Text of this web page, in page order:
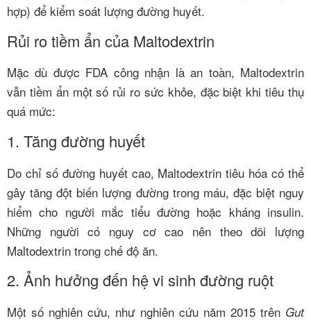
hợp) để kiểm soát lượng đường huyết.
Rủi ro tiềm ẩn của Maltodextrin
Mặc dù được FDA công nhận là an toàn, Maltodextrin
vẫn tiềm ẩn một số rủi ro sức khỏe, đặc biệt khi tiêu thụ
quá mức:
1. Tăng đường huyết
Do chỉ số đường huyết cao, Maltodextrin tiêu hóa có thể
gây tăng đột biến lượng đường trong máu, đặc biệt nguy
hiểm cho người mắc tiểu đường hoặc kháng insulin.
Những người có nguy cơ cao nên theo dõi lượng
Maltodextrin trong chế độ ăn.
2. Ảnh hưởng đến hệ vi sinh đường ruột
Một số nghiên cứu, như nghiên cứu năm 2015 trên Gut